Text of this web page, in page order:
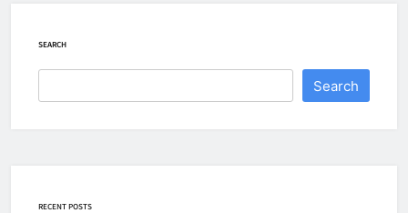
SEARCH
Search
RECENT POSTS